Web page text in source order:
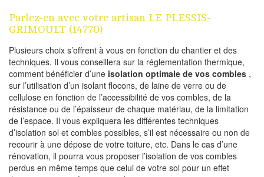
Parlez-en avec votre artisan LE PLESSIS-
GRIMOULT (14770)
Plusieurs choix s’offrent à vous en fonction du chantier et des
techniques. Il vous conseillera sur la réglementation thermique,
comment bénéficier d’une isolation optimale de vos combles ,
sur l’utilisation d’un isolant flocons, de laine de verre ou de
cellulose en fonction de l’accessibilité de vos combles, de la
résistance ou de l’épaisseur de chaque matériau, de la limitation
de l’espace. Il vous expliquera les différentes techniques
d’isolation sol et combles possibles, s’il est nécessaire ou non de
recourir à une dépose de votre toiture, etc. Dans le cas d’une
rénovation, il pourra vous proposer l’isolation de vos combles
perdus en même temps que celui de votre sol pour un effet